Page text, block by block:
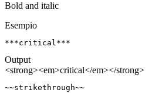
Bold and italic
Esempio
***critical***
Output
<strong><em>critical</em></strong>
~~strikethrough~~